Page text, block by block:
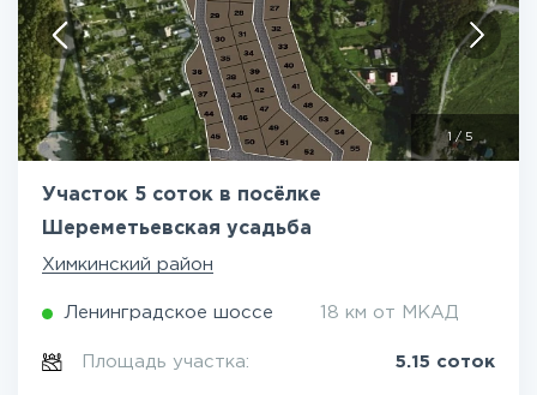
1 / 5
Участок 5 соток в посёлке
Шереметьевская усадьба
Химкинский район
Ленинградское шоссе 18 км от МКАД
Площадь участка: 5.15 соток